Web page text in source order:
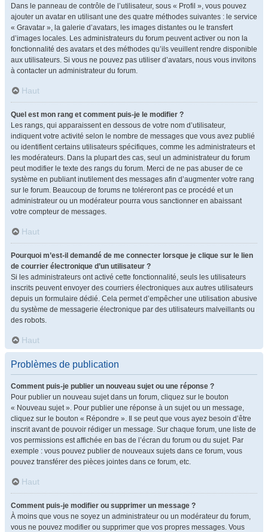
Dans le panneau de contrôle de l’utilisateur, sous « Profil », vous pouvez
ajouter un avatar en utilisant une des quatre méthodes suivantes : le service
« Gravatar », la galerie d’avatars, les images distantes ou le transfert
d’images locales. Les administrateurs du forum peuvent activer ou non la
fonctionnalité des avatars et des méthodes qu’ils veuillent rendre disponible
aux utilisateurs. Si vous ne pouvez pas utiliser d’avatars, nous vous invitons
à contacter un administrateur du forum.
Haut
Quel est mon rang et comment puis-je le modifier ?
Les rangs, qui apparaissent en dessous de votre nom d’utilisateur,
indiquent votre activité selon le nombre de messages que vous avez publié
ou identifient certains utilisateurs spécifiques, comme les administrateurs et
les modérateurs. Dans la plupart des cas, seul un administrateur du forum
peut modifier le texte des rangs du forum. Merci de ne pas abuser de ce
système en publiant inutilement des messages afin d’augmenter votre rang
sur le forum. Beaucoup de forums ne toléreront pas ce procédé et un
administrateur ou un modérateur pourra vous sanctionner en abaissant
votre compteur de messages.
Haut
Pourquoi m’est-il demandé de me connecter lorsque je clique sur le lien
de courrier électronique d’un utilisateur ?
Si les administrateurs ont activé cette fonctionnalité, seuls les utilisateurs
inscrits peuvent envoyer des courriers électroniques aux autres utilisateurs
depuis un formulaire dédié. Cela permet d’empêcher une utilisation abusive
du système de messagerie électronique par des utilisateurs malveillants ou
des robots.
Haut
Problèmes de publication
Comment puis-je publier un nouveau sujet ou une réponse ?
Pour publier un nouveau sujet dans un forum, cliquez sur le bouton
« Nouveau sujet ». Pour publier une réponse à un sujet ou un message,
cliquez sur le bouton « Répondre ». Il se peut que vous ayez besoin d’être
inscrit avant de pouvoir rédiger un message. Sur chaque forum, une liste de
vos permissions est affichée en bas de l’écran du forum ou du sujet. Par
exemple : vous pouvez publier de nouveaux sujets dans ce forum, vous
pouvez transférer des pièces jointes dans ce forum, etc.
Haut
Comment puis-je modifier ou supprimer un message ?
À moins que vous ne soyez un administrateur ou un modérateur du forum,
vous ne pouvez modifier ou supprimer que vos propres messages. Vous